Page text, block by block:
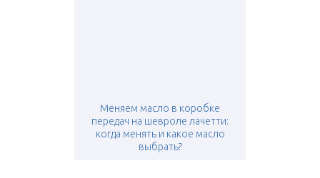
Меняем масло в коробке
передач на шевроле лачетти:
когда менять и какое масло
выбрать?